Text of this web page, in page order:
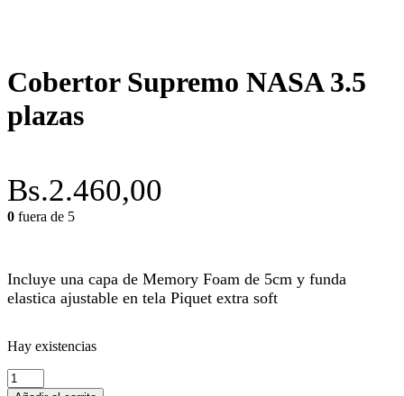
Cobertor Supremo NASA 3.5
plazas
Bs.2.460,00
0 fuera de 5
Incluye una capa de Memory Foam de 5cm y funda
elastica ajustable en tela Piquet extra soft
Hay existencias
Cobertor
Supremo